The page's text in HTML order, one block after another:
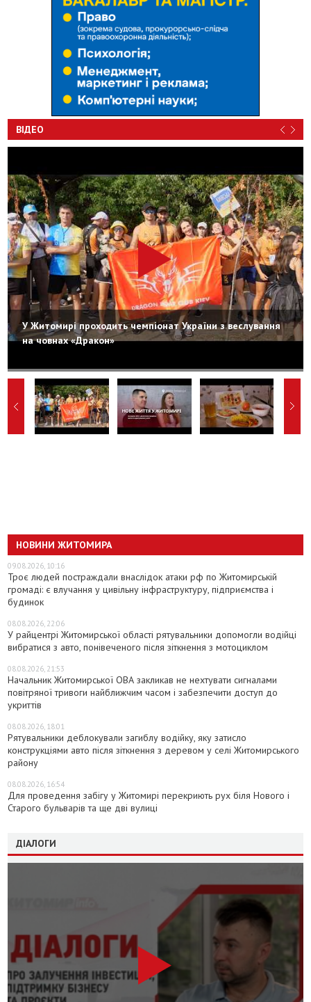
ВІДЕО
У Житомирі проходить чемпіонат України з веслування
на човнах «Дракон»
НОВИНИ ЖИТОМИРА
09.08.2026, 10:16
Троє людей постраждали внаслідок атаки рф по Житомирській
громаді: є влучання у цивільну інфраструктуру, підприємства і
будинок
08.08.2026, 22:06
У райцентрі Житомирської області рятувальники допомогли водійці
вибратися з авто, понівеченого після зіткнення з мотоциклом
08.08.2026, 21:53
Начальник Житомирської ОВА закликав не нехтувати сигналами
повітряної тривоги найближчим часом і забезпечити доступ до
укриттів
08.08.2026, 18:01
Рятувальники деблокували загиблу водійку, яку затисло
конструкціями авто після зіткнення з деревом у селі Житомирського
району
08.08.2026, 16:54
Для проведення забігу у Житомирі перекриють рух біля Нового і
Старого бульварів та ще дві вулиці
ДІАЛОГИ